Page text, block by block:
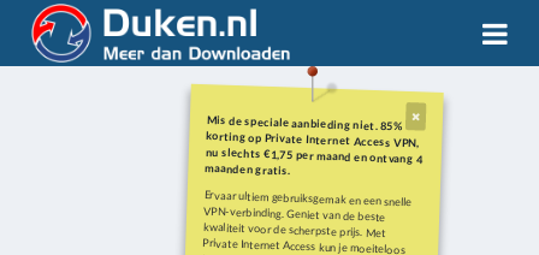
Mis de speciale aanbieding niet. 85%
korting op Private Internet Access VPN,
nu slechts €1,75 per maand en ontvang 4
maanden gratis.
Ervaar ultiem gebruiksgemak en een snelle
VPN-verbinding. Geniet van de beste
kwaliteit voor de scherpste prijs. Met
Private Internet Access kun je moeiteloos
torrents, Usenet en Netflix gebruiken! En
geld-terug-garantie van 30 dagen, dus je